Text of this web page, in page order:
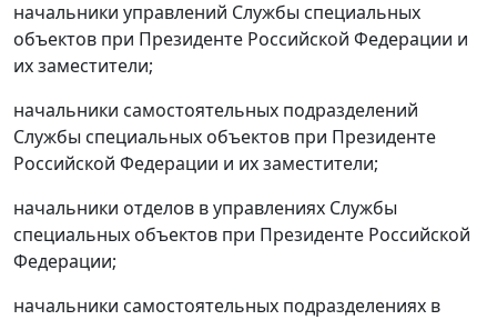
начальники управлений Службы специальных
объектов при Президенте Российской Федерации и
их заместители;
начальники самостоятельных подразделений
Службы специальных объектов при Президенте
Российской Федерации и их заместители;
начальники отделов в управлениях Службы
специальных объектов при Президенте Российской
Федерации;
начальники самостоятельных подразделениях в